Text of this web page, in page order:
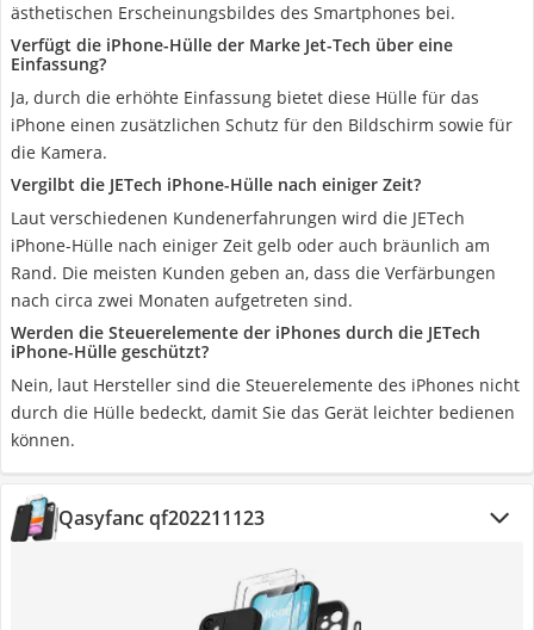
ästhetischen Erscheinungsbildes des Smartphones bei.
Verfügt die iPhone-Hülle der Marke Jet-Tech über eine
Einfassung?
Ja, durch die erhöhte Einfassung bietet diese Hülle für das
iPhone einen zusätzlichen Schutz für den Bildschirm sowie für
die Kamera.
Vergilbt die JETech iPhone-Hülle nach einiger Zeit?
Laut verschiedenen Kundenerfahrungen wird die JETech
iPhone-Hülle nach einiger Zeit gelb oder auch bräunlich am
Rand. Die meisten Kunden geben an, dass die Verfärbungen
nach circa zwei Monaten aufgetreten sind.
Werden die Steuerelemente der iPhones durch die JETech
iPhone-Hülle geschützt?
Nein, laut Hersteller sind die Steuerelemente des iPhones nicht
durch die Hülle bedeckt, damit Sie das Gerät leichter bedienen
können.
Qasyfanc qf202211123